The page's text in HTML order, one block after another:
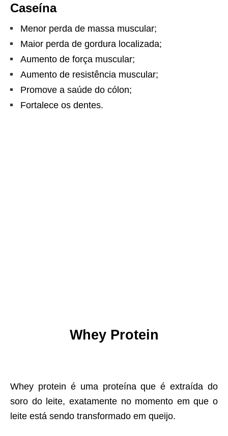
Caseína
Menor perda de massa muscular;
Maior perda de gordura localizada;
Aumento de força muscular;
Aumento de resistência muscular;
Promove a saúde do cólon;
Fortalece os dentes.
Whey Protein
Whey protein é uma proteína que é extraída do
soro do leite, exatamente no momento em que o
leite está sendo transformado em queijo.